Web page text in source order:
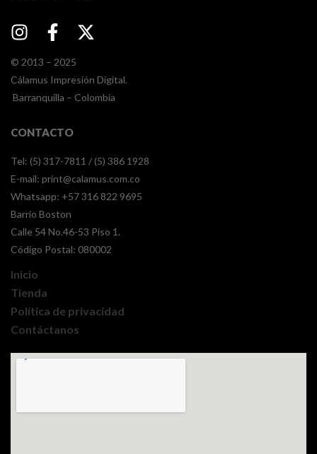
© 2013 – 2025
Cálamus Impresión Digital.
Barranquilla – Colombia
CONTACTO
Tel: (5) 317-7811 / (5) 386 1928
E-mail: print@calamus.com.co
Whatsapp: +57 316 822 9695
Barrio Boston
Calle 54 No.46-53 Piso 1.
Código Postal: 080002
Inicio
Tienda
Política de privacidad
Contáctanos